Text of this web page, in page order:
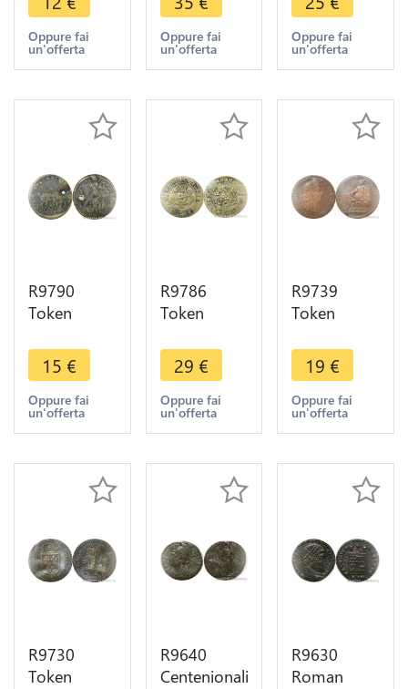
Compte
Hans
Krauwinkel
circa 1500
Oppure fai
un'offerta
Compte
Nuremberg
à la nef
Make Offer
Oppure fai
un'offerta
Compte
Hans
Krauwinkel
circa 1500
Oppure fai
un'offerta
R9790
Token
Nuremberg
Hans
Krauwinkel
Soldat
1450 ->
15 €
Oppure fai
un'offerta
R9786
Token
Nuremberg
Jeton de
compte
Gold
Krauwinckel
circa 1450
29 €
Oppure fai
un'offerta
R9739
Token
Louis XIV
Paix
Ratisbonne
Léopold I
Make Offer
19 €
Oppure fai
un'offerta
R9730
Token
R9640
Centenionalis
R9630
Roman